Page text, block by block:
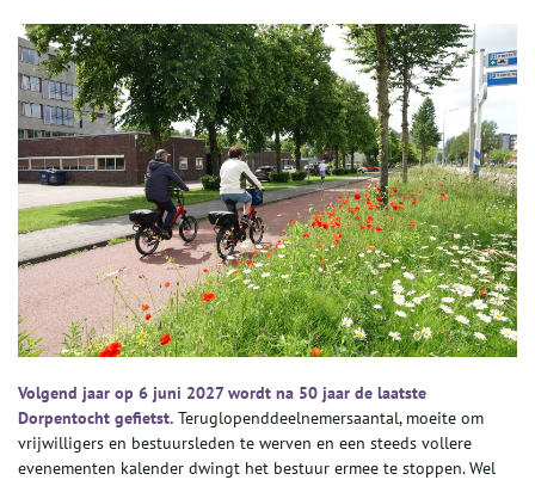
Volgend jaar op 6 juni 2027 wordt na 50 jaar de laatste
Dorpentocht gefietst. Teruglopenddeelnemersaantal, moeite om
vrijwilligers en bestuursleden te werven en een steeds vollere
evenementen kalender dwingt het bestuur ermee te stoppen. Wel